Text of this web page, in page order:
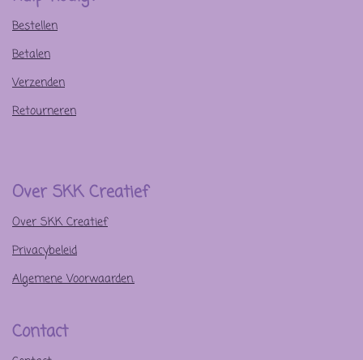
k
Bestellen
Betalen
Verzenden
Retourneren
Over SKK Creatief
Over SKK Creatief
Privacybeleid
Algemene Voorwaarden.
Contact